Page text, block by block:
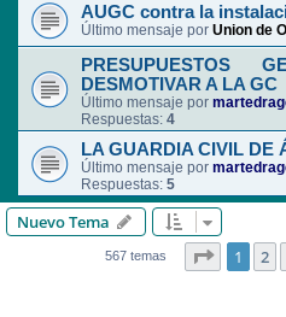
AUGC contra la
Último mensaje por Union de
PRESUPUESTOS
DESMOTIVAR A LA GC
Último mensaje por
Respuestas: 4
LA GUARDIA CIVIL DE
Último mensaje por
Respuestas: 5
Nuevo Tema
567 temas Página
1 2